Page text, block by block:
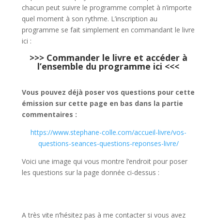
chacun peut suivre le programme complet à n’importe
quel moment à son rythme. L’inscription au
programme se fait simplement en commandant le livre
ici :
>>> Commander le livre et accéder à
l’ensemble du programme ici <<<
Vous pouvez déjà poser vos questions pour cette
émission sur cette page en bas dans la partie
commentaires :
https://www.stephane-colle.com/accueil-livre/vos-
questions-seances-questions-reponses-livre/
Voici une image qui vous montre l’endroit pour poser
les questions sur la page donnée ci-dessus :
A très vite n’hésitez pas à me contacter si vous avez